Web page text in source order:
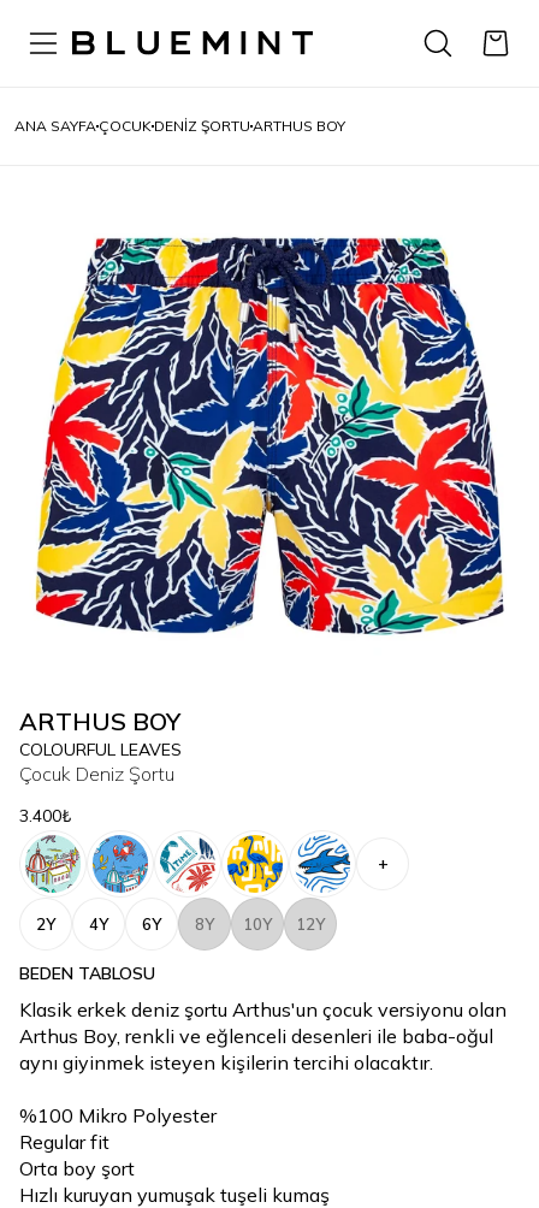
ANA SAYFA ÇOCUK DENIZ ŞORTU ARTHUS BOY
ARTHUS BOY
COLOURFUL LEAVES
Çocuk Deniz Şortu
3.400₺
+
2Y 4Y 6Y 8Y 10Y 12Y
BEDEN TABLOSU
Klasik erkek deniz şortu Arthus'un çocuk versiyonu olan
Arthus Boy, renkli ve eğlenceli desenleri ile baba-oğul
aynı giyinmek isteyen kişilerin tercihi olacaktır.
%100 Mikro Polyester
Regular fit
Orta boy şort
Hızlı kuruyan yumuşak tuşeli kumaş